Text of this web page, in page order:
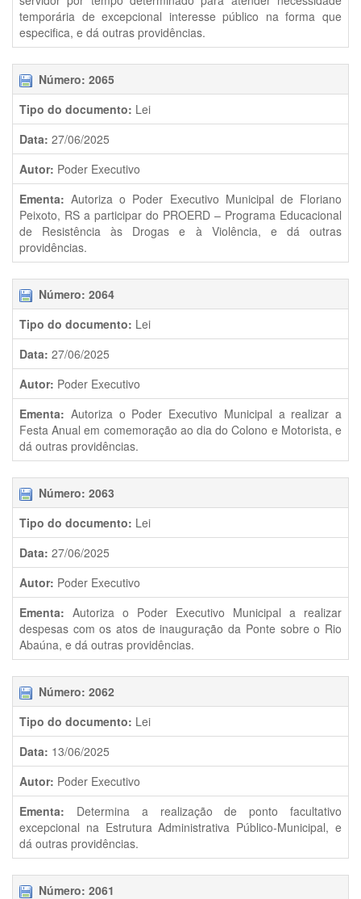
temporária de excepcional interesse público na forma que
especifica, e dá outras providências.
Número: 2065
Tipo do documento: Lei
Data: 27/06/2025
Autor: Poder Executivo
Ementa: Autoriza o Poder Executivo Municipal de Floriano
Peixoto, RS a participar do PROERD – Programa Educacional
de Resistência às Drogas e à Violência, e dá outras
providências.
Número: 2064
Tipo do documento: Lei
Data: 27/06/2025
Autor: Poder Executivo
Ementa: Autoriza o Poder Executivo Municipal a realizar a
Festa Anual em comemoração ao dia do Colono e Motorista, e
dá outras providências.
Número: 2063
Tipo do documento: Lei
Data: 27/06/2025
Autor: Poder Executivo
Ementa: Autoriza o Poder Executivo Municipal a realizar
despesas com os atos de inauguração da Ponte sobre o Rio
Abaúna, e dá outras providências.
Número: 2062
Tipo do documento: Lei
Data: 13/06/2025
Autor: Poder Executivo
Ementa: Determina a realização de ponto facultativo
excepcional na Estrutura Administrativa Público-Municipal, e
dá outras providências.
Número: 2061